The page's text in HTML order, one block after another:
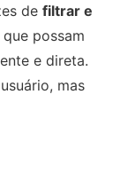
de filtrar e
que possam
e direta.
mas